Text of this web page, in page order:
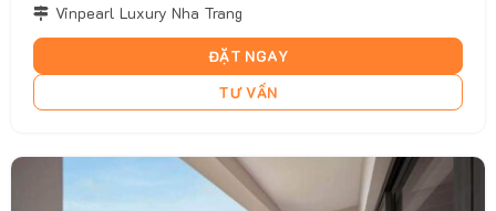
ĐẶT NGAY
TƯ VẤN
Vinpearl Luxury Nha Trang